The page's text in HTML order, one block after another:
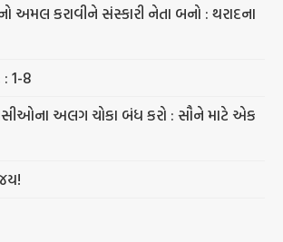
અમલ કરાવીને સંસ્કારી નેતા બનો : થરાદના
1-8
અલગ ચોકા બંધ કરો : સૌને માટે એક